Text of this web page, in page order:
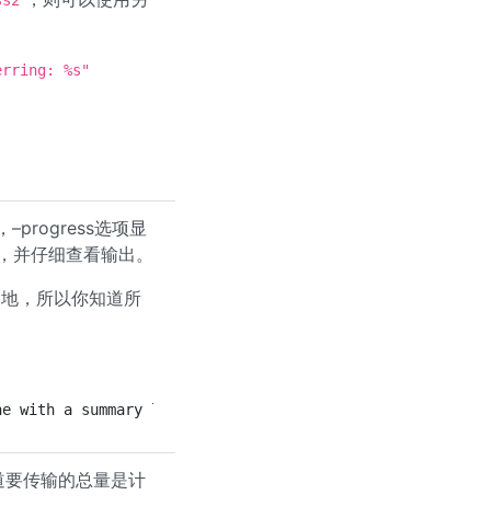
%s"
–progress选项显
仔细查看输出。
，所以你知道所
with a summary line that looks like this: 1238099
传输的总量是计